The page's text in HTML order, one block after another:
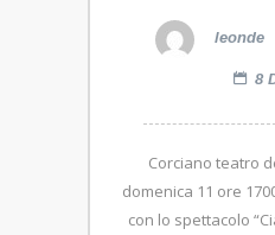
leonde
8
Corciano teatro
domenica 11 ore
con lo spettacolo